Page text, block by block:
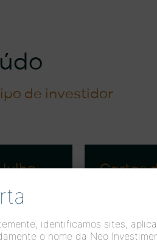
de investidor
de
Cartas
Confira
gestão
identificamos sites,
o nome da Neo